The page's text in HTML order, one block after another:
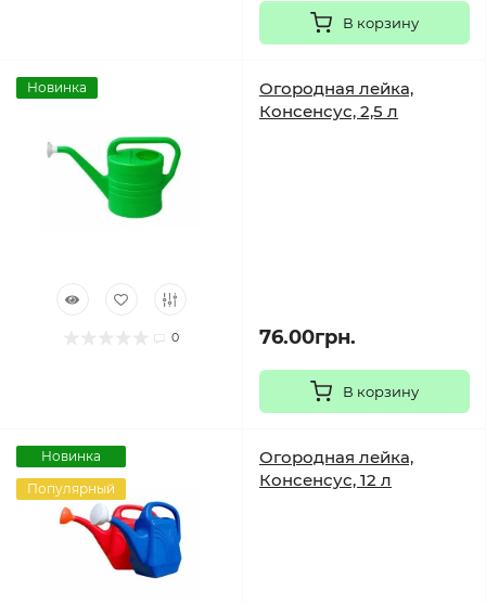
В корзину
Новинка
0
Огородная лейка,
Консенсус, 2,5 л
76.00грн.
В корзину
Новинка
Популярный
Огородная лейка,
Консенсус, 12 л